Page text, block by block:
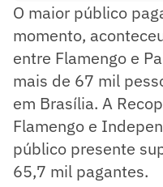
O maior público
momento,
entre Flamengo e
mais de 67 mil
em Brasília. A
Flamengo e
público presente
65,7 mil pagantes.